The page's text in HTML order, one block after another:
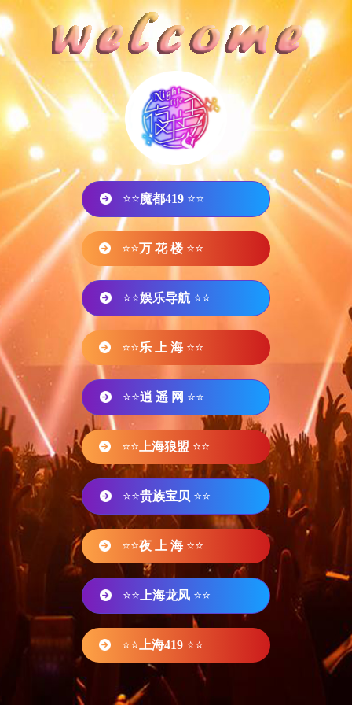
⭐⭐魔都419 ⭐⭐
⭐⭐万 花 楼 ⭐⭐
⭐⭐娱乐导航 ⭐⭐
⭐⭐乐 上 海 ⭐⭐
⭐⭐逍 遥 网 ⭐⭐
⭐⭐ 上海狼盟 ⭐⭐
⭐⭐贵族宝贝 ⭐⭐
⭐⭐夜 上 海 ⭐⭐
⭐⭐ 上海龙凤 ⭐⭐
⭐⭐ 上海419 ⭐⭐